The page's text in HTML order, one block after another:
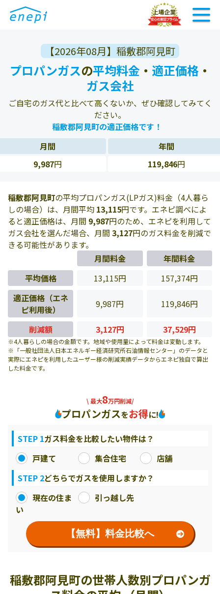
【2026年08月】稲敷郡阿見町
プロパンガスの平均料金 ・ 適正価格 ・
ガス会社
ご自宅のガス代と比べて高くないか、ぜひ確認してみてく
ださい。
稲敷郡阿見町の適正価格です！
月間
年間
9,987円 119,846円
稲敷郡阿見町の平均プロパンガス(LPガス)料金（4人暮ら
しの場合）は、月間平均 13,115円です。エネピ調べによ
ると適正価格は、月間 9,987円のため、エネピを利用して
ガス会社を選んだ場合、月間 3,127円のガス料金を削減で
きる可能性があります。
月間料金
年間料金
平均価格
13,115円
157,374円
適正価格（エネ
ピ利用後）
9,987円 119,846円
削減額 3,127円 37,529円
※4人暮らしの場合の金額です。地域や使用量によって料金は変動します。
※「一般社団法人日本エネルギー経済研究所石油情報センター」のデータと
実際にエネピを利用したユーザー様の削減実績データからエネピ独自で算出
した料金です。
\ 最大8万円削減/
プロパンガスをお得に!
STEP 1ガス料金を比較したい物件は？
戸建て
集合住宅
店舗
STEP 2どちらでガスを使用しますか？
現在の住ま
い
引っ越し先
【無料】料金比較へ
稲敷郡阿見町の世帯人数別プロパンガ